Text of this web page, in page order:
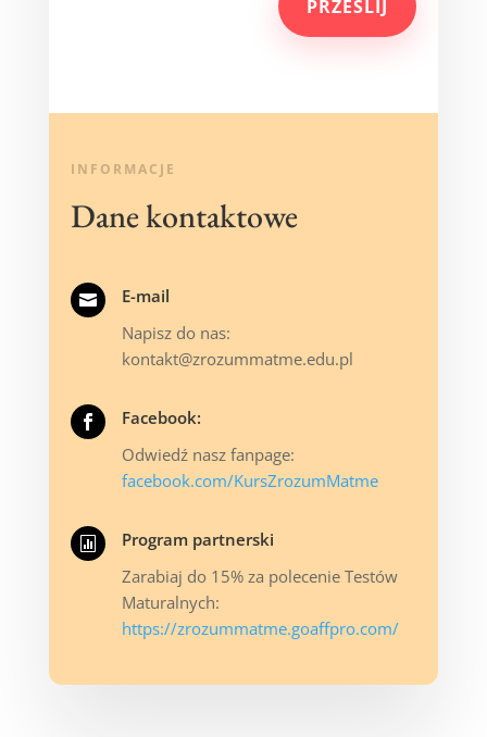
PRZEŚLIJ
INFORMACJE
Dane kontaktowe

E-mail
Napisz do nas:
kontakt@zrozummatme.edu.pl

Facebook:
Odwiedź nasz fanpage:
facebook.com/KursZrozumMatme

Program partnerski
Zarabiaj do 15% za polecenie Testów
Maturalnych:
https://zrozummatme.goaffpro.com/